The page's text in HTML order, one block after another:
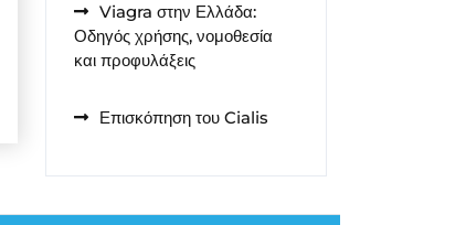
Viagra στην Ελλάδα:
Οδηγός χρήσης, νομοθεσία
και προφυλάξεις
Επισκόπηση του Cialis